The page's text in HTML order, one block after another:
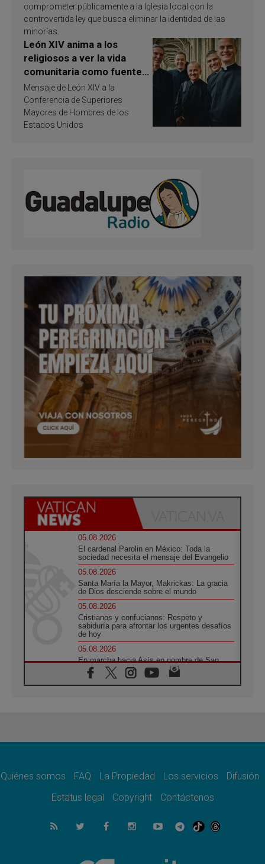
comprometer públicamente a la Iglesia local con la
controvertida ley que busca eliminar la identidad de las
minorías.
León XIV anima a los
religiosos a ver la vida
comunitaria como fuente
de inspiración y
santificación
Mensaje de León XIV a la
Conferencia de Superiores
Mayores de Hombres de los
Estados Unidos
05.08.2026
El cardenal Parolin en México: Toda la
sociedad necesita el mensaje del Evangelio
05.08.2026
Santa María la Mayor, Makrickas: La gracia
de Dios desciende sobre el mundo
05.08.2026
Cristianos y confucianos: Respeto y
sabiduría para afrontar los urgentes desafíos
de hoy
05.08.2026
En marcha hacia Asís en nombre de San
Francisco, a la espera de León
05.08.2026
quienes bendicen la guerra
Ucrania: Ataque masivo en Kyiv durante la
noche
05.08.2026
Colombo: "La visita del Papa a Argentina
Quiénes somos FAQ La Propiedad Los servicios
Difusión
Estatus legal
Copyright Contáctenos